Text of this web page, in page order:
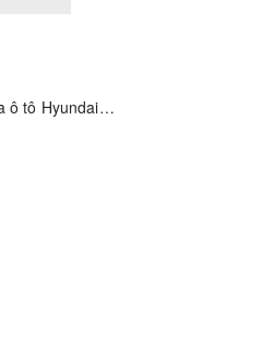
ô tô Hyundai
da